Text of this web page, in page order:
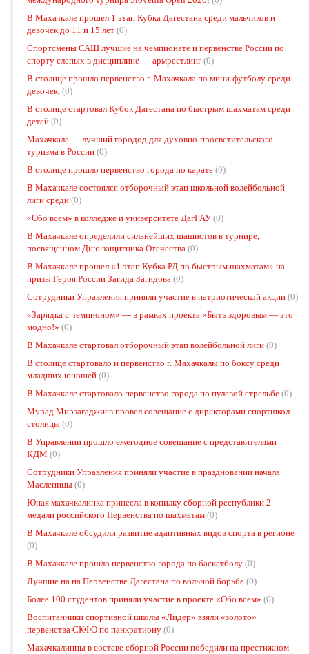
В Махачкале прошел 1 этап Кубка Дагестана среди мальчиков и
девочек до 11 и 15 лет (0)
Спортсмены САШ лучшие на чемпионате и первенстве России по
спорту слепых в дисциплине — армрестлинг (0)
В столице прошло первенство г. Махачкала по мини-футболу среди
девочек, (0)
В столице стартовал Кубок Дагестана по быстрым шахматам среди
детей (0)
Махачкала — лучший городод для духовно-просветительского
туризма в России (0)
В столице прошло первенство города по карате (0)
В Махачкале состоялся отборочный этап школьной волейбольной
лиги среди (0)
«Обо всем» в колледже и университете ДагГАУ (0)
В Махачкале определили сильнейших шашистов в турнире,
посвященном Дню защитника Отечества (0)
В Махачкале прошел «1 этап Кубка РД по быстрым шахматам» на
призы Героя России Загида Загидова (0)
Сотрудники Управления приняли участие в патриотической акции (0)
«Зарядка с чемпионом» — в рамках проекта «Быть здоровым — это
модно!» (0)
В Махачкале стартовал отборочный этап волейбольной лиги (0)
В столице стартовало и первенство г. Махачкалы по боксу среди
младших юношей (0)
В Махачкале стартовало первенство города по пулевой стрельбе (0)
Мурад Мирзагаджиев провел совещание с директорами спортшкол
столицы (0)
В Управлении прошло ежегодное совещание с представителями
КДМ (0)
Сотрудники Управления приняли участие в праздновании начала
Масленицы (0)
Юная махачкалинка принесла в копилку сборной республики 2
медали российского Первенства по шахматам (0)
В Махачкале обсудили развитие адаптивных видов спорта в регионе
(0)
В Махачкале прошло первенство города по баскетболу (0)
Лучшие на на Первенстве Дагестана по вольной борьбе (0)
Более 100 студентов приняли участие в проекте «Обо всем» (0)
Воспитанники спортивной школы «Лидер» взяли «золото»
первенства СКФО по панкратиону (0)
Махачкалинцы в составе сборной России победили на престижном